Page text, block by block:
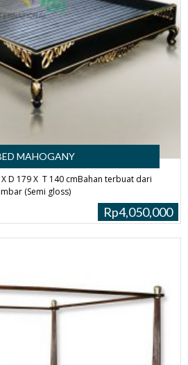
MAHOGANY
D 179 X T 140 cmBahan terbuat dari
(Semi gloss)
Rp4,050,000